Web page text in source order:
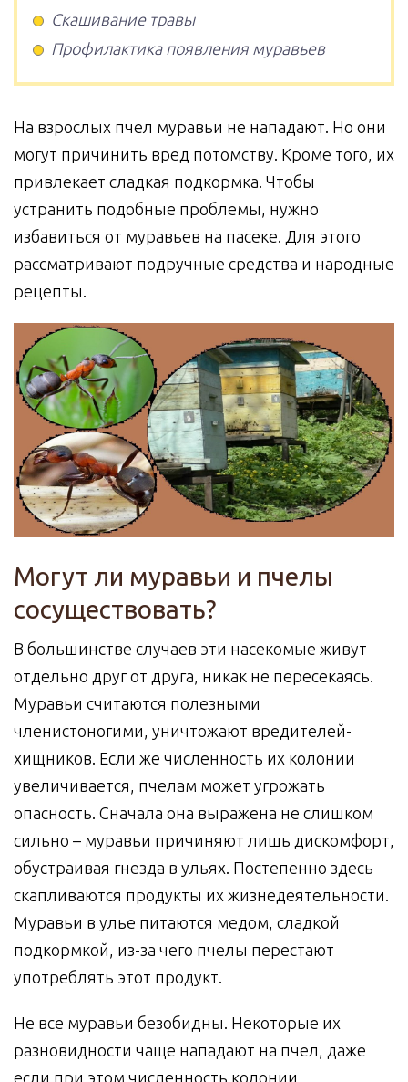
Скашивание травы
Профилактика появления муравьев
На взрослых пчел муравьи не нападают. Но они
могут причинить вред потомству. Кроме того, их
привлекает сладкая подкормка. Чтобы
устранить подобные проблемы, нужно
избавиться от муравьев на пасеке. Для этого
рассматривают подручные средства и народные
рецепты.
Могут ли муравьи и пчелы
сосуществовать?
В большинстве случаев эти насекомые живут
отдельно друг от друга, никак не пересекаясь.
Муравьи считаются полезными
членистоногими, уничтожают вредителей-
хищников. Если же численность их колонии
увеличивается, пчелам может угрожать
опасность. Сначала она выражена не слишком
сильно – муравьи причиняют лишь дискомфорт,
обустраивая гнезда в ульях. Постепенно здесь
скапливаются продукты их жизнедеятельности.
Муравьи в улье питаются медом, сладкой
подкормкой, из-за чего пчелы перестают
употреблять этот продукт.
Не все муравьи безобидны. Некоторые их
разновидности чаще нападают на пчел, даже
если при этом численность колонии